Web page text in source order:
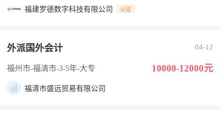
福建罗德数字科技有限公司 认证
外派国外会计 04-12
福州市-福清市-3-5年-大专 10000-12000元
福清市盛远贸易有限公司